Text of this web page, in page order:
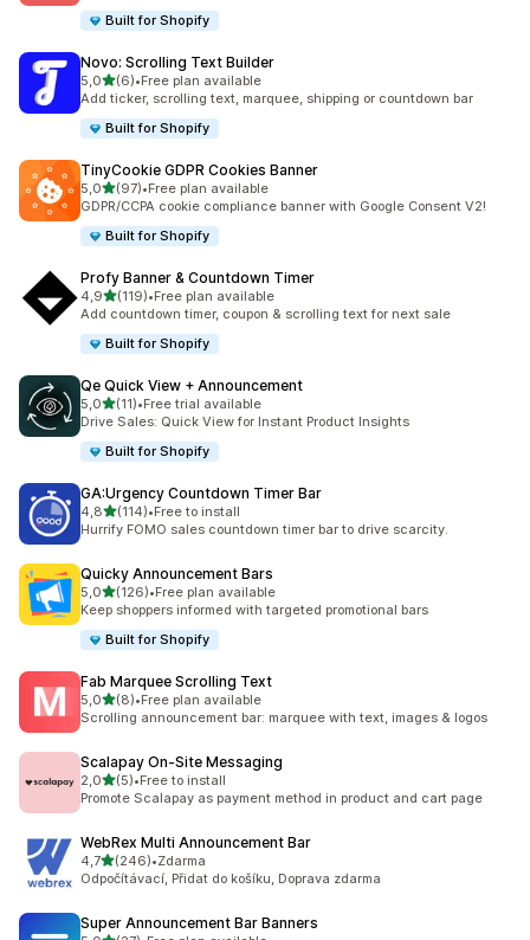
Built for Shopify
Novo: Scrolling Text Builder
5,0z 5 hvězd
(6)
Celkový počet recenzí: 6
•Free plan available
Add ticker, scrolling text, marquee, shipping or countdown bar
Built for Shopify
TinyCookie GDPR Cookies Banner
5,0z 5 hvězd
(97)
Celkový počet recenzí: 97
•Free plan available
GDPR/CCPA cookie compliance banner with Google Consent V2!
Built for Shopify
Profy Banner & Countdown Timer
4,9z 5 hvězd
(119)
Celkový počet recenzí: 119
•Free plan available
Add countdown timer, coupon & scrolling text for next sale
Built for Shopify
Qe Quick View + Announcement
5,0z 5 hvězd
(11)
Celkový počet recenzí: 11
•Free trial available
Drive Sales: Quick View for Instant Product Insights
Built for Shopify
GA:Urgency Countdown Timer Bar
4,8z 5 hvězd
(114)
Celkový počet recenzí: 114
•Free to install
Hurrify FOMO sales countdown timer bar to drive scarcity.
Quicky Announcement Bars
5,0z 5 hvězd
(126)
Celkový počet recenzí: 126
•Free plan available
Keep shoppers informed with targeted promotional bars
Built for Shopify
Fab Marquee Scrolling Text
5,0z 5 hvězd
(8)
Celkový počet recenzí: 8
•Free plan available
Scrolling announcement bar: marquee with text, images & logos
Scalapay On‑Site Messaging
2,0z 5 hvězd
(5)
Celkový počet recenzí: 5
•Free to install
Promote Scalapay as payment method in product and cart page
WebRex Multi Announcement Bar
4,7z 5 hvězd
(246)
Celkový počet recenzí: 246
•Zdarma
Odpočítávací, Přidat do košíku, Doprava zdarma
Super Announcement Bar Banners